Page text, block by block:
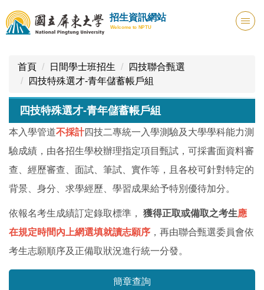
跳
到
主
招生資訊網站
Welcome to NPTU
首頁 日間學士班招生
四技聯合甄選
四技特殊選才-青年儲蓄帳戶組
四技特殊選才-青年儲蓄帳戶組
本入學管道不採計四技二專統一入學測驗及大學學科能力測
驗成績，由各招生學校辦理指定項目甄試，可採書面資料審
查、經歷審查、面試、筆試、實作等，且各校可針對特定的
背景、身分、求學經歷、學習成果給予特別優待加分。
依報名考生成績訂定錄取標準， 獲得正取或備取之考生應
在規定時間內上網選填就讀志願序 ，再由聯合甄選委員會依
考生志願順序及正備取狀況進行統一分發。
簡章查詢